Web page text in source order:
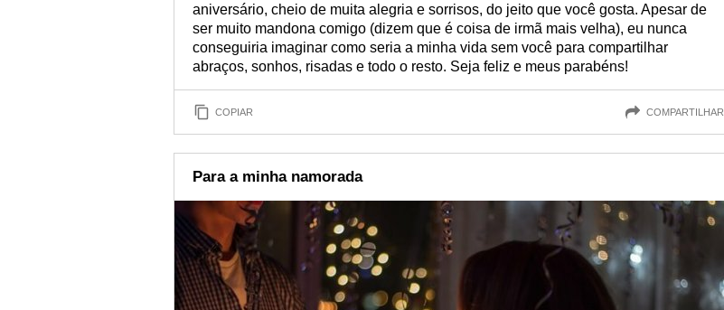
aniversário, cheio de muita alegria e sorrisos, do jeito que você gosta. Apesar de
ser muito mandona comigo (dizem que é coisa de irmã mais velha), eu nunca
conseguiria imaginar como seria a minha vida sem você para compartilhar
abraços, sonhos, risadas e todo o resto. Seja feliz e meus parabéns!
COPIAR COMPARTILHAR
Para a minha namorada